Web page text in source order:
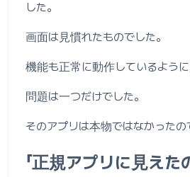
した。
画面は見慣れたものでした。
機能も正常に動作しているように
問題は一つだけでした。
そのアプリは本物ではなかったの
「正規アプリに見えた